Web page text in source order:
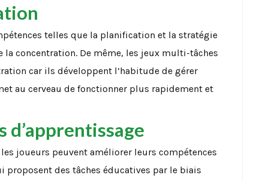
telles que la planification et la stratégie
concentration. De même, les jeux multi-tâches
car ils développent l’habitude de gérer
au cerveau de fonctionner plus rapidement et
d’apprentissage
joueurs peuvent améliorer leurs compétences
proposent des tâches éducatives par le biais